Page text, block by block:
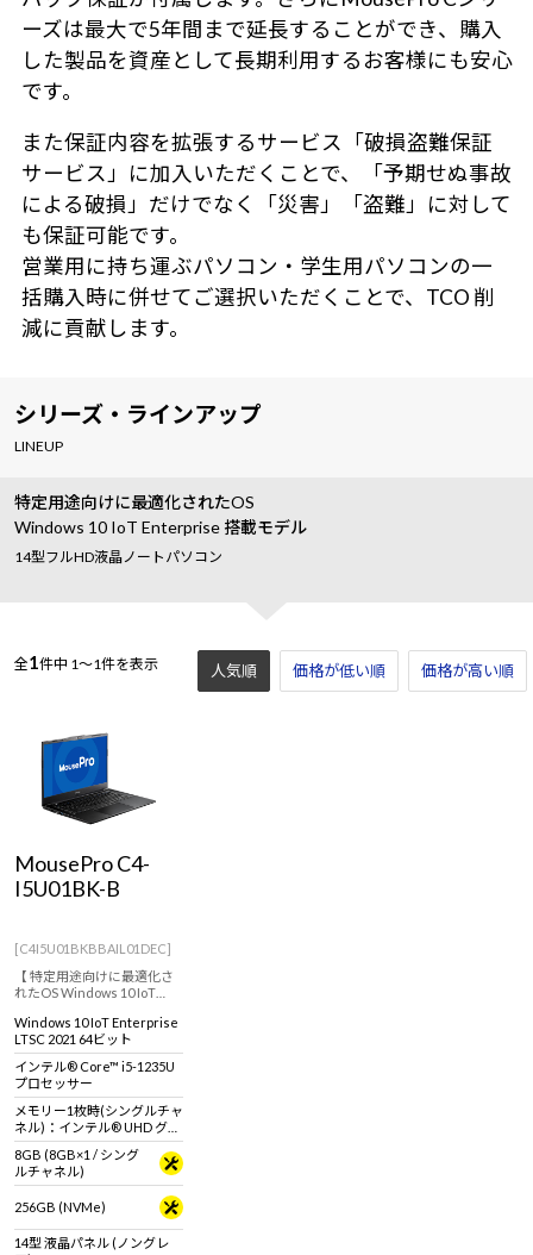
ーズは最大で5年間まで延長することができ、購入
した製品を資産として長期利用するお客様にも安心
です。
また保証内容を拡張するサービス「破損盗難保証
サービス」に加入いただくことで、「予期せぬ事故
による破損」だけでなく「災害」「盗難」に対して
も保証可能です。
営業用に持ち運ぶパソコン・学生用パソコンの一
括購入時に併せてご選択いただくことで、TCO 削
減に貢献します。
シリーズ・ラインアップ
LINEUP
特定用途向けに最適化されたOS
Windows 10 IoT Enterprise 搭載モデル
14型フルHD液晶ノートパソコン
全1 件中 1～1件を表示 人気順 価格が低い順 価格が高い順
MousePro C4-
I5U01BK-B
[C4I5U01BKBBAIL01DEC]
【 特定用途向けに最適化さ
れたOS Windows 10 IoT
とは異なります。 ※詳しく
は商品説明欄、Windows 10
IoT Enterprise特設ページを
ご覧ください】14型フルHD
液晶ノートパソコン
Windows 10 IoT Enterprise
LTSC 2021 64ビット
インテル® Core™ i5-1235U
プロセッサー
メモリー1枚時(シングルチャ
ネル)：インテル® UHD グラ
フィックス メモリー2枚時
(デュアルチャネル)：インテ
ル® Iris® Xe グラフィック
8GB (8GB×1 / シング
ルチャネル)
256GB (NVMe)
14型 液晶パネル (ノングレ